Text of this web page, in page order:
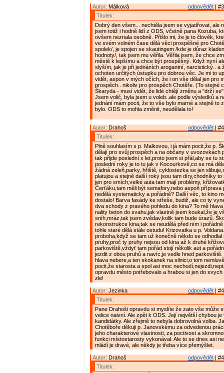
odpovědět |
Autor: Málková
Titulek:
Dobrý den všem... nechtěla jsem se vyjadřovat, ale
jsem totiž i hodně lidí z ODS, včetně pana Kozuba,
ovšem neznala osobně. Přišlo mi, že je to člověk,
ve svém volném čase dělá věci prospěšné pro
spolek/, je spojen se skautingem /kde je důraz
hodnoty/, tak jsem mu věřila. Věřila jsem, že chce
městě k lepšímu a chce být prospěšný. Když nyní
slyším, jak je při jednáních arogantní, narcistický.. a
ochoten určitých ústupku pro dobrou věc. Je mi to
vidět, aspon v mých očích, že i on vše dělal jen pro
prospěch.. nikoliv pro prospěch Chotěře. (To stejné
Škaryda - musí vidět, že lidé chtějí změnu a "drží
Jsem volič, byla jsem u voleb..ale podle výsledků a
jednání mám pocit, že to vše bylo marné a stejně to
bylo. ODS to mohla změnit, neudělala to!
odpovědět |
Autor: Drahoš
Titulek:
Plně souhlasím s p. Malkovou, i já mám pocit,že p.
dělají pro svůj prospěch a na občany v uvozovkách
tak přijde poslední x let,proto jsem si přál,aby se tu
poslední roky je to tu jak v Kocourkově,co se má
žádná zeleň,parky, hřiště, cyklostezka se jen
platujou a stejně další roky jsou tam díry,chodníky to
jen pro smích,velké auta tam mají problémy,
Čerťáku,tam měli být semafory,nebo aspoň příprava
nedělá systematicky a pořádně? Další věc, to kino
dostalo! Barva fasády ke střeše, budiž, ale co ty
dva schody z pravého pohledu do kina? To mě
nality beton do svahu,jak vlastně jsem koukal,že je
sníh,mráz,tak jsem zvědav,kolik tam bude úrazů.
rekonstrukce kina,tak se neudělá před ním i
tohle staré dělá stále ostudu! Krizovatka u p.
proboha,když se tam už konečně někdo se odhodlal
pruhy,proč ty pruhy nejsou od kina až k druhé
parkoviště,vždyť tam pořád stojí několik aut a
jezdit z obou pruhů a navíc,je vedle hned parkoviště.
hlava nebere,a ten skokanek na silnici,o tom
pocit,že starosta a spol asi moc
opravdu město potřebovalo a hrabou si jen do svych
zle!
odpovědět |
Autor: Jezinka
Titulek:
Pane Drahoši opravdu si myslíte že zato vše může
velice naivní. Ale zpět k ODS. Její největší chybou je
kandidátky. Ale zřejmě to nebyla dobrovolná volba.
Chotěboře děkuji p. Janovskému za odvedenou
jeho charakterové vlastnosti, za poctivost a
funkci místostarosty vykonával. Ale to se dnes asi
mládí je dravé, ale někdy je třeba více přemýšlet.
odpovědět |
Autor: Drahoš
Titulek: